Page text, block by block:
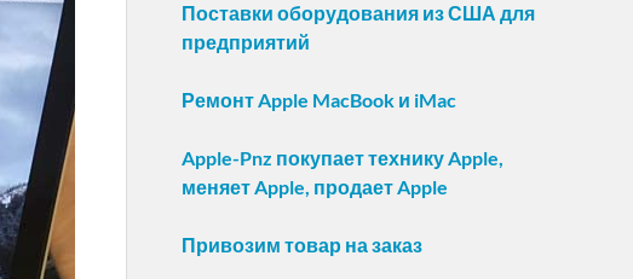
Поставки оборудования из США для
предприятий
Ремонт Apple MacBook и iMac
Apple-Pnz покупает технику Apple,
меняет Apple, продает Apple
Привозим товар на заказ